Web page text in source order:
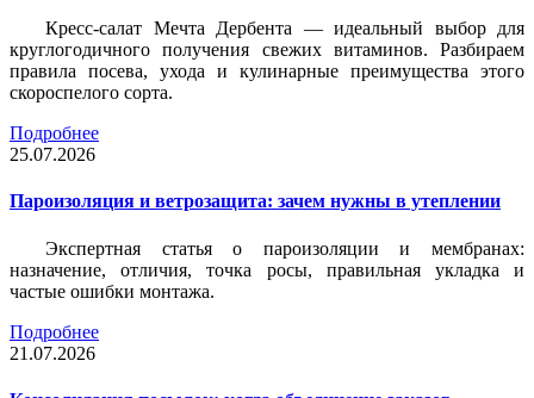
Кресс-салат Мечта Дербента — идеальный выбор для
круглогодичного получения свежих витаминов. Разбираем
правила посева, ухода и кулинарные преимущества этого
скороспелого сорта.
Подробнее
25.07.2026
Пароизоляция и ветрозащита: зачем нужны в утеплении
Экспертная статья о пароизоляции и мембранах:
назначение, отличия, точка росы, правильная укладка и
частые ошибки монтажа.
Подробнее
21.07.2026